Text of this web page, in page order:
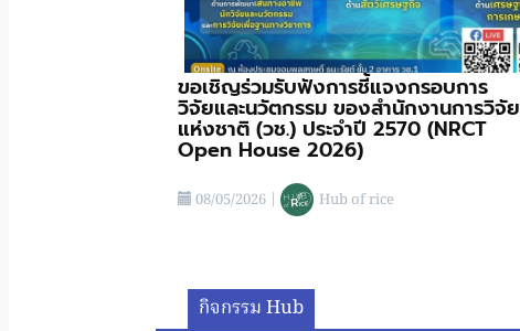
ขอเชิญร่วมรับฟังการชี้แจงกรอบการ
วิจัยและนวัตกรรม ของสำนักงานการวิจัย
แห่งชาติ (วช.) ประจําปี 2570 (NRCT
Open House 2026)
08/05/2026| Hub of rice
กิจกรรม Hub